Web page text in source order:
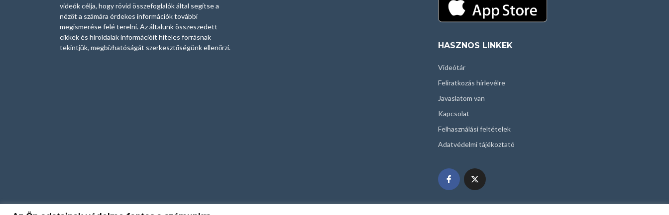
videók célja, hogy rövid összefoglalók által segítse a
nézőt a számára érdekes információk további
megismerése felé terelni. Az általunk összeszedett
cikkek és híroldalak információit hiteles forrásnak
tekintjük, megbízhatóságát szerkesztőségünk ellenőrzi.
HASZNOS LINKEK
Videótár
Feliratkozás hírlevélre
Javaslatom van
Kapcsolat
Felhasználási feltételek
Adatvédelmi tájékoztató